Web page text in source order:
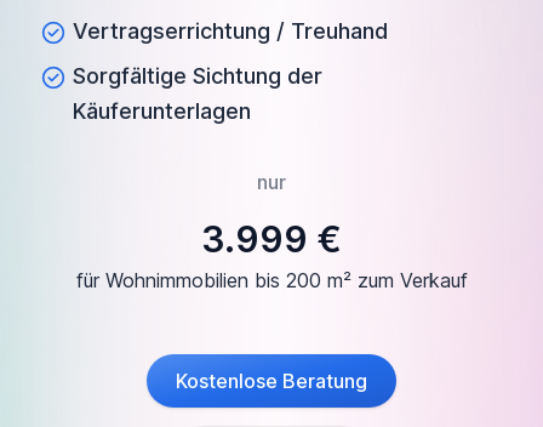
Vertragserrichtung / Treuhand
Sorgfältige Sichtung der
Käuferunterlagen
nur
3.999 €
für Wohnimmobilien bis 200 m² zum Verkauf
Kostenlose Beratung